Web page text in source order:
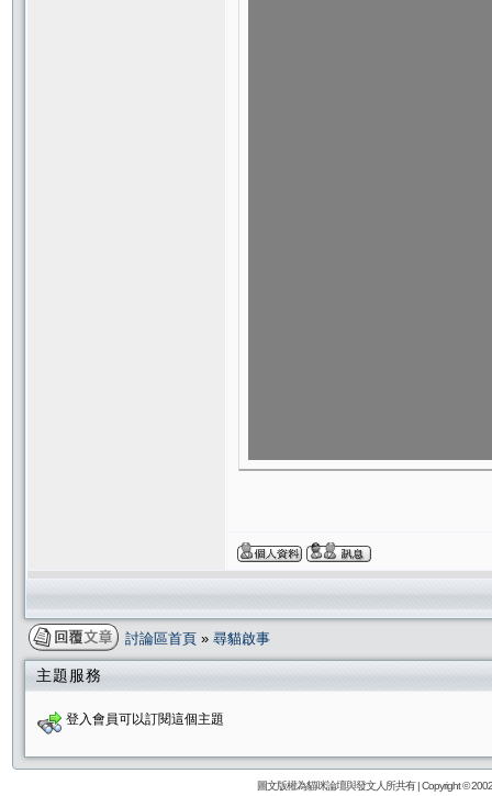
討論區首頁 » 尋貓啟事
主題服務
登入會員可以訂閱這個主題
圖文版權為貓咪論壇與發文人所共有 | Copyright ©